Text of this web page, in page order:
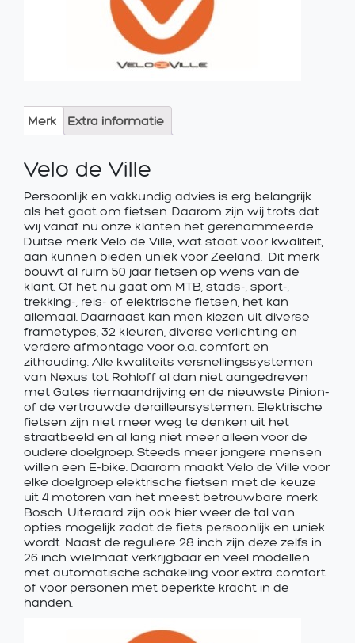
Merk Extra informatie
Velo de Ville
Persoonlijk en vakkundig advies is erg belangrijk
als het gaat om fietsen. Daarom zijn wij trots dat
wij vanaf nu onze klanten het gerenommeerde
Duitse merk Velo de Ville, wat staat voor kwaliteit,
aan kunnen bieden uniek voor Zeeland. Dit merk
bouwt al ruim 50 jaar fietsen op wens van de
klant. Of het nu gaat om MTB, stads-, sport-,
trekking-, reis- of elektrische fietsen, het kan
allemaal. Daarnaast kan men kiezen uit diverse
frametypes, 32 kleuren, diverse verlichting en
verdere afmontage voor o.a. comfort en
zithouding. Alle kwaliteits versnellingssystemen
van Nexus tot Rohloff al dan niet aangedreven
met Gates riemaandrijving en de nieuwste Pinion-
of de vertrouwde derailleursystemen. Elektrische
fietsen zijn niet meer weg te denken uit het
straatbeeld en al lang niet meer alleen voor de
oudere doelgroep. Steeds meer jongere mensen
willen een E-bike. Daarom maakt Velo de Ville voor
elke doelgroep elektrische fietsen met de keuze
uit 4 motoren van het meest betrouwbare merk
Bosch. Uiteraard zijn ook hier weer de tal van
opties mogelijk zodat de fiets persoonlijk en uniek
wordt. Naast de reguliere 28 inch zijn deze zelfs in
26 inch wielmaat verkrijgbaar en veel modellen
met automatische schakeling voor extra comfort
of voor personen met beperkte kracht in de
handen.